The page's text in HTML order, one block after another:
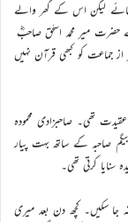
لیکن اس کے گھر والے
حضرت میر محمد اسحٰق صاحبؓ
جماعت کو کبھی قرآن نہیں
تھی۔ صاحبزادی محمودہ
بیگم صاحبہ کے ساتھ بہت پیار
سنایا کرتی تھی۔
جا سکیں۔ کچھ دن بعد میری